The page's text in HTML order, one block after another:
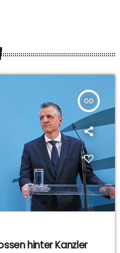
insert_link
hinter Kanzler